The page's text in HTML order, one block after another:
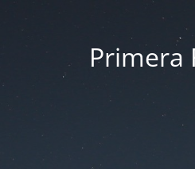
Primera